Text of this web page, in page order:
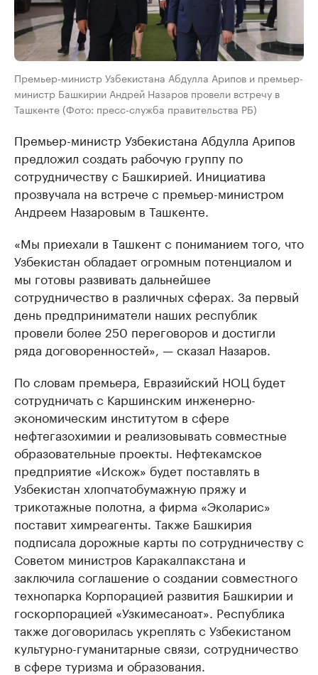
Премьер-министр Узбекистана Абдулла Арипов и премьер-
министр Башкирии Андрей Назаров провели встречу в
Ташкенте (Фото: пресс-служба правительства РБ)
Премьер-министр Узбекистана Абдулла Арипов
предложил создать рабочую группу по
сотрудничеству с Башкирией. Инициатива
прозвучала на встрече с премьер-министром
Андреем Назаровым в Ташкенте.
«Мы приехали в Ташкент с пониманием того, что
Узбекистан обладает огромным потенциалом и
мы готовы развивать дальнейшее
сотрудничество в различных сферах. За первый
день предприниматели наших республик
провели более 250 переговоров и достигли
ряда договоренностей», — сказал Назаров.
По словам премьера, Евразийский НОЦ будет
сотрудничать с Каршинским инженерно-
экономическим институтом в сфере
нефтегазохимии и реализовывать совместные
образовательные проекты. Нефтекамское
предприятие «Искож» будет поставлять в
Узбекистан хлопчатобумажную пряжу и
трикотажные полотна, а фирма «Эколарис»
поставит химреагенты. Также Башкирия
подписала дорожные карты по сотрудничеству с
Советом министров Каракалпакстана и
заключила соглашение о создании совместного
технопарка Корпорацией развития Башкирии и
госкорпорацией «Узкимесаноат». Республика
также договорилась укреплять с Узбекистаном
культурно-гуманитарные связи, сотрудничество
в сфере туризма и образования.